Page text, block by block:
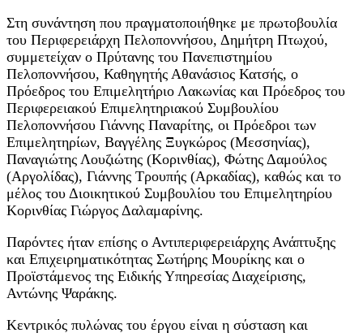
Στη συνάντηση που πραγματοποιήθηκε με πρωτοβουλία
του Περιφερειάρχη Πελοποννήσου, Δημήτρη Πτωχού,
συμμετείχαν ο Πρύτανης του Πανεπιστημίου
Πελοποννήσου, Καθηγητής Αθανάσιος Κατσής, ο
Πρόεδρος του Επιμελητήριο Λακωνίας και Πρόεδρος του
Περιφερειακού Επιμελητηριακού Συμβουλίου
Πελοποννήσου Γιάννης Παναρίτης, οι Πρόεδροι των
Επιμελητηρίων, Βαγγέλης Ξυγκώρος (Μεσσηνίας),
Παναγιώτης Λουζιώτης (Κορινθίας), Φώτης Δαμούλος
(Αργολίδας), Γιάννης Τρουπής (Αρκαδίας), καθώς και το
μέλος του Διοικητικού Συμβουλίου του Επιμελητηρίου
Κορινθίας Γιώργος Δαλαμαρίνης.
Παρόντες ήταν επίσης ο Αντιπεριφερειάρχης Ανάπτυξης
και Επιχειρηματικότητας Σωτήρης Μουρίκης και ο
Προϊστάμενος της Ειδικής Υπηρεσίας Διαχείρισης,
Αντώνης Ψαράκης.
Κεντρικός πυλώνας του έργου είναι η σύσταση και